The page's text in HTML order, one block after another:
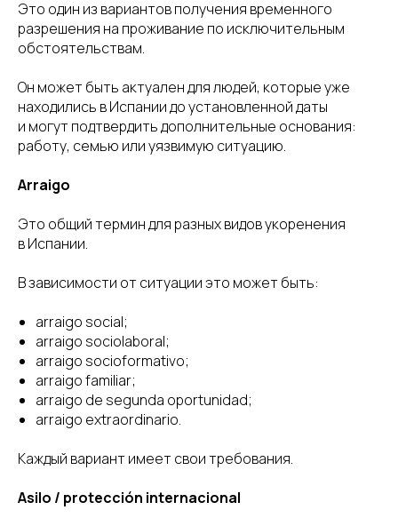
Это один из вариантов получения временного
разрешения на проживание по исключительным
обстоятельствам.
Он может быть актуален для людей, которые уже
находились в Испании до установленной даты
и могут подтвердить дополнительные основания:
работу, семью или уязвимую ситуацию.
Arraigo
Это общий термин для разных видов укоренения
в Испании.
В зависимости от ситуации это может быть:
arraigo social;
arraigo sociolaboral;
arraigo socioformativo;
arraigo familiar;
arraigo de segunda oportunidad;
arraigo extraordinario.
Каждый вариант имеет свои требования.
Asilo / protección internacional